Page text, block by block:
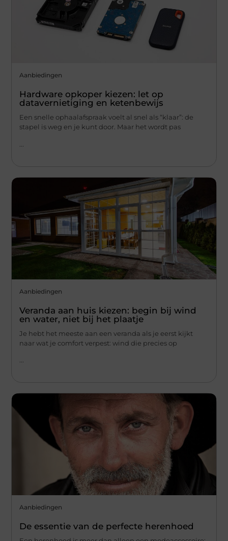
Aanbiedingen
Hardware opkoper kiezen: let op
datavernietiging en ketenbewijs
Een snelle ophaalafspraak voelt al snel als “klaar”: de
stapel is weg en je kunt door. Maar het wordt pas
Aanbiedingen
Veranda aan huis kiezen: begin bij wind
en water, niet bij het plaatje
Je hebt het meeste aan een veranda als je eerst kijkt
naar wat je comfort verpest: wind die precies op
...
Aanbiedingen
De essentie van de perfecte herenhoed